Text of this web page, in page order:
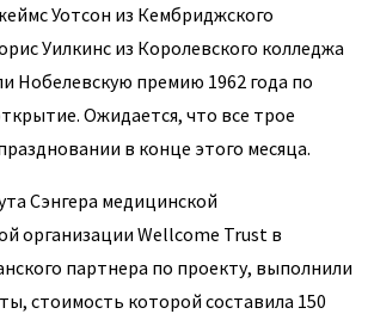
Уотсон из Кембриджского
Уилкинс из Королевского колледжа
Нобелевскую премию 1962 года по
Ожидается, что все трое
в конце этого месяца.
Сэнгера медицинской
организации Wellcome Trust в
партнера по проекту, выполнили
стоимость которой составила 150